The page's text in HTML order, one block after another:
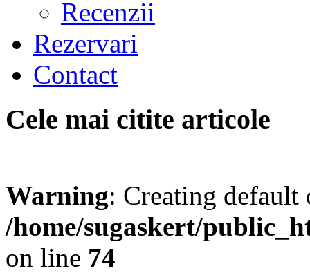
Recenzii
Rezervari
Contact
Cele mai citite articole
Warning: Creating
/home/sugaskert/
on line 74